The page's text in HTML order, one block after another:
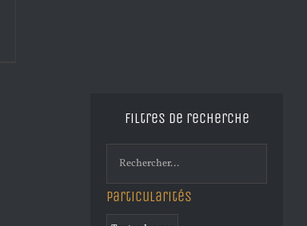
Filtres de recherche
Particularités